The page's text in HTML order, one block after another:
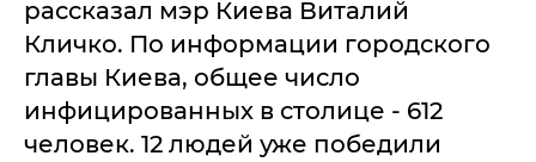
рассказал мэр Киева Виталий
Кличко. По информации городского
главы Киева, общее число
инфицированных в столице - 612
человек. 12 людей уже победили